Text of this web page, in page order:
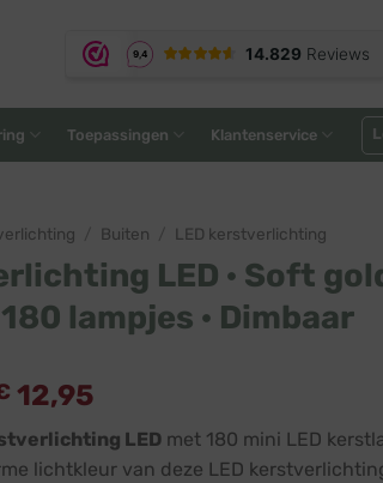
Toepassingen Klantenservice
Buiten LED kerstverlichting
LED · Soft
lampjes · Dimbaar
12,95
LED met 180 mini LED
lichtkleur van deze LED